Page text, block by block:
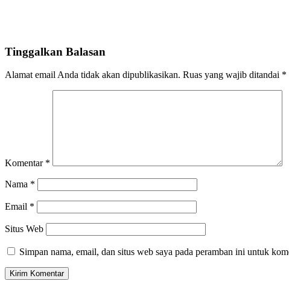
Tinggalkan Balasan
Alamat email Anda tidak akan dipublikasikan. Ruas yang wajib ditandai *
Komentar *
Nama *
Email *
Situs Web
Simpan nama, email, dan situs web saya pada peramban ini untuk